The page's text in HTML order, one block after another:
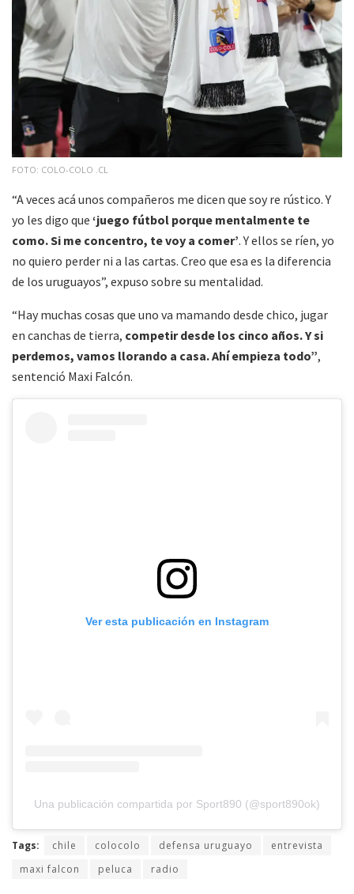
FOTO: COLO-COLO .CL
“A veces acá unos compañeros me dicen que soy re rústico. Y
yo les digo que ‘juego fútbol porque mentalmente te
como. Si me concentro, te voy a comer’. Y ellos se ríen, yo
no quiero perder ni a las cartas. Creo que esa es la diferencia
de los uruguayos”, expuso sobre su mentalidad.
“Hay muchas cosas que uno va mamando desde chico, jugar
en canchas de tierra, competir desde los cinco años. Y si
perdemos, vamos llorando a casa. Ahí empieza todo”,
sentenció Maxi Falcón.
Ver esta publicación en Instagram
Una publicación compartida por Sport890 (@sport890ok)
Tags: chile colocolo defensa uruguayo
entrevista
maxi falcon
peluca radio